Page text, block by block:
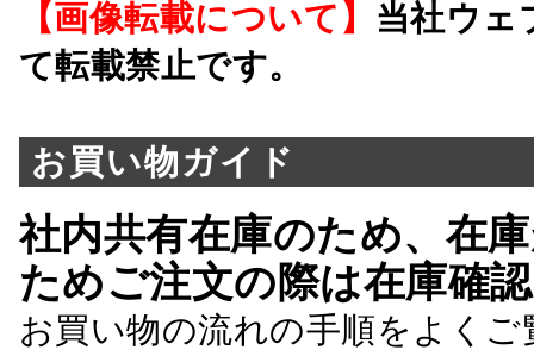
【画像転載について】 当社ウェ
て転載禁止です。
お買い物ガイド
社内共有在庫のため、在
ためご注文の際は在庫確
お買い物の流れの手順をよくご